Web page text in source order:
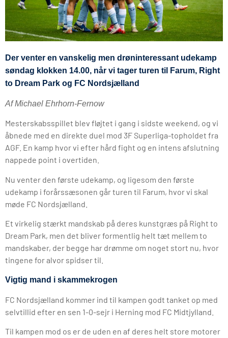
Der venter en vanskelig men drøninteressant udekamp
søndag klokken 14.00, når vi tager turen til Farum, Right
to Dream Park og FC Nordsjælland
Af Michael Ehrhorn-Fernow
Mesterskabsspillet blev fløjtet i gang i sidste weekend, og vi
åbnede med en direkte duel mod 3F Superliga-topholdet fra
AGF. En kamp hvor vi efter hård fight og en intens afslutning
nappede point i overtiden.
Nu venter den første udekamp, og ligesom den første
udekamp i forårssæsonen går turen til Farum, hvor vi skal
møde FC Nordsjælland.
Et virkelig stærkt mandskab på deres kunstgræs på Right to
Dream Park, men det bliver formentlig helt tæt mellem to
mandskaber, der begge har drømme om noget stort nu, hvor
tingene for alvor spidser til.
Vigtig mand i skammekrogen
FC Nordsjælland kommer ind til kampen godt tanket op med
selvtillid efter en sen 1-0-sejr i Herning mod FC Midtjylland.
Til kampen mod os er de uden en af deres helt store motorer